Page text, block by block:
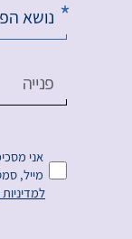
נושא
פנייה
אני
מייל,